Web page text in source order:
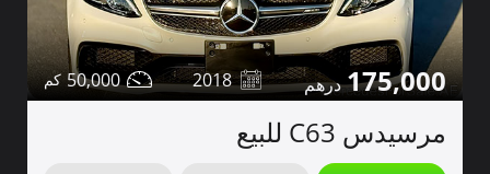
175,000
2018
50,000
مرسيدس C63 للبيع